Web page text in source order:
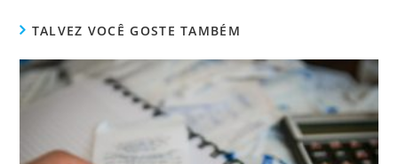
TALVEZ VOCÊ GOSTE TAMBÉM